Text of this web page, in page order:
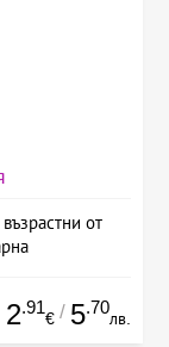
от
2.91
€ / 5.70
лв.